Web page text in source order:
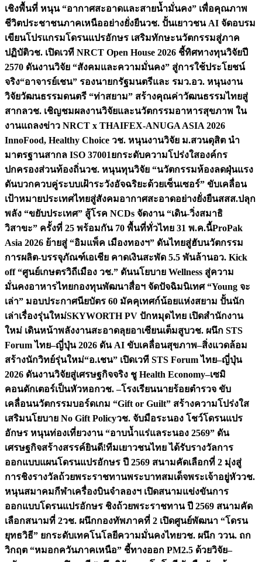
เชิงพื้นที่ หนุน “อากาศสะอาดและสายน้ำมั่นคง” เพื่อคุณภาพ
ชีวิตประชาชนภาคเหนืออย่างยั่งยืนวช. ปั้นเยาวชน AI จัดอบรม
เขียนโปรแกรมโดรนแปรอักษร เสริมทักษะนวัตกรรมสู่ภาค
ปฏิบัติวช. เปิดเวที NRCT Open House 2026 ชี้ทิศทางทุนวิจัยปี
2570 ดันงานวิจัย “สังคมและความมั่นคง” สู่การใช้ประโยชน์
จริง“อาจารย์เชน” รองนายกรัฐมนตรีและ รมว.อว. หนุนงาน
วิจัยวัฒนธรรมดนตรี “ท่าสยาม” สร้างคุณค่าวัฒนธรรมไทยสู่
สากลวช. เชิญชมผลงานวิจัยและนวัตกรรมอาหารสุขภาพ ใน
งานแถลงข่าว NRCT x THAIFEX-ANUGA ASIA 2026
InnoFood, Healthy Choice วช. หนุนงานวิจัย ม.สวนดุสิต นำ
มาตรฐานสากล ISO 37001ยกระดับความโปร่งใสองค์กร
ปกครองส่วนท้องถิ่นวช. หนุนทุนวิจัย “นวัตกรรมห้องลดฝุ่นแรง
ดันบวกควบคู่ระบบเฝ้าระวังอัจฉริยะด้วยเซ็นเซอร์” ขับเคลื่อน
เป้าหมายประเทศไทยสู่สังคมอากาศสะอาดอย่างยั่งยืนสสส.ปลุก
พลัง “ขยับประเทศ” สู้โรค NCDs จัดงาน “เดิน-วิ่งสมาธิ
วิสาขะ” ครั้งที่ 25 พร้อมกัน 70 พื้นที่ทั่วไทย 31 พ.ค.นี้ProPak
Asia 2026 ย้ายสู่ “อิมแพ็ค เมืองทองฯ” ดันไทยสู่ฮับนวัตกรรม
การผลิต-บรรจุภัณฑ์เอเชีย คาดเงินสะพัด 5.5 พันล้านอว. Kick
off “ศูนย์เกษตรวิถีเมือง วช.” ดันนโยบาย Wellness สู่ความ
มั่นคงอาหารไทยกองทุนพัฒนาสื่อฯ จัดปัจฉิมนิเทศ “Young จะ
เล่า” มอบประกาศนียบัตร 60 มัคคุเทศก์น้อยแห่งสยาม ปั้นนัก
เล่าเรื่องรุ่นใหม่SKYWORTH PV ปักหมุดไทย เปิดสำนักงาน
ใหม่ เดินหน้าพลังงานสะอาดลุยอาเซียนเต็มสูบวช. ผนึก STS
Forum ไทย–ญี่ปุ่น 2026 ดัน AI ขับเคลื่อนสุขภาพ–สิ่งแวดล้อม
สร้างนักวิทย์รุ่นใหม่“อ.เชน” เปิดเวที STS Forum ไทย–ญี่ปุ่น
2026 ดันงานวิจัยสู่เศรษฐกิจจริง ชู Health Economy–เซมิ
คอนดักเตอร์เป็นหัวหอกวช. –โรงเรียนนายร้อยตำรวจ ขับ
เคลื่อนนวัตกรรมบอร์ดเกม “Gift or Guilt” สร้างความโปร่งใส
เสริมนโยบาย No Gift Policyวช. จับมือระนอง โชว์โดรนแปร
อักษร หนุนท่องเที่ยวงาน “อาบน้ำแร่แลระนอง 2569” ดัน
เศรษฐกิจสร้างสรรค์ยินดี!ทีมเยาวชนไทย ได้รับรางวัลการ
ออกแบบแผนโดรนแปรอักษร ปี 2569 สนามคัดเลือกที่ 2 มุ่งสู่
การชิงรางวัลถ้วยพระราชทานพระบาทสมเด็จพระเจ้าอยู่หัววช.
หนุนสมาคมกีฬาเครื่องบินจำลองฯ เปิดสนามแข่งขันการ
ออกแบบโดรนแปรอักษร ชิงถ้วยพระราชทาน ปี 2569 สนามคัด
เลือกสนามที่ 2วช. ผนึกกองทัพภาคที่ 2 เปิดศูนย์พัฒนา “โดรน
ยุทธวิธี” ยกระดับเทคโนโลยีความมั่นคงไทยวช. ผนึก ววน. ถก
วิกฤต “หมอกควันภาคเหนือ” ชี้ทางออก PM2.5 ด้วยวิจัย–